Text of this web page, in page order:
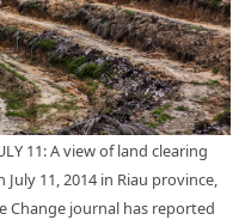
11: A view of land clearing
11, 2014 in Riau province,
Change journal has reported